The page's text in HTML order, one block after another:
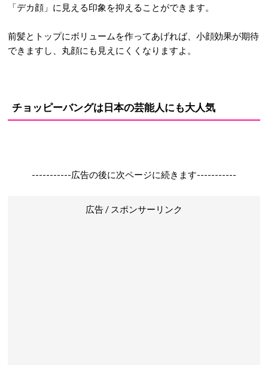
「デカ顔」に見える印象を抑えることができます。
前髪とトップにボリュームを作ってあげれば、小顔効果が期待
できますし、丸顔にも見えにくくなりますよ。
チョッピーバングは日本の芸能人にも大人気
-----------広告の後に次ページに続きます-----------
広告 / スポンサーリンク